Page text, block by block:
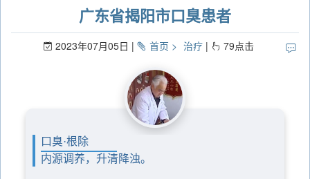
广东省揭阳市口臭患者
2023年07月05日 首页 治疗 79点击
口臭·根除
内源调养，升清降浊。